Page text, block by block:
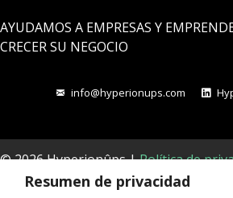
AYUDAMOS A EMPRESAS Y
CRECER SU NEGOCIO
info@hyperionups.com
© 2026 Hyperionûps |Política de
Resumen de privacidad